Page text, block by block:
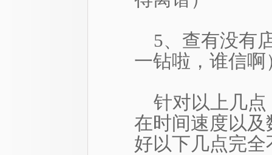
5、查有没有
一钻啦，谁信啊
针对以上几
在时间速度以
好以下几点完